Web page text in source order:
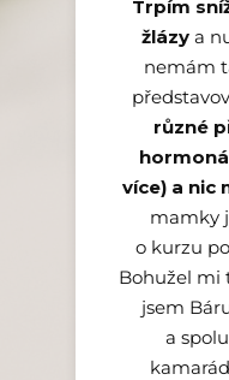
Trpím
žlázy a
nemám
různé
více) a nic
mamky
o kurzu
Bohužel mi
jsem
a
v
jsem čilá
noci
dobu
tak
zmizí:-).
používá
na